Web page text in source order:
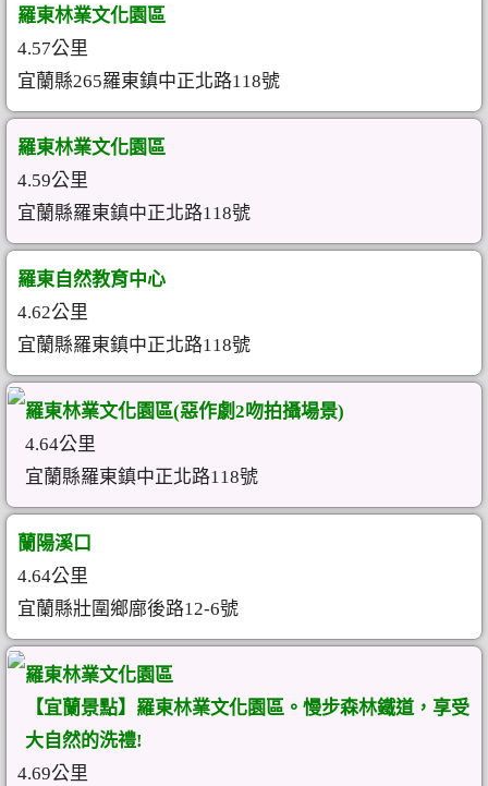
羅東林業文化園區
4.57公里
宜蘭縣265羅東鎮中正北路118號
羅東林業文化園區
4.59公里
宜蘭縣羅東鎮中正北路118號
羅東自然教育中心
4.62公里
宜蘭縣羅東鎮中正北路118號
羅東林業文化園區(惡作劇2吻拍攝場景)
4.64公里
宜蘭縣羅東鎮中正北路118號
蘭陽溪口
4.64公里
宜蘭縣壯圍鄉廍後路12-6號
羅東林業文化園區
【宜蘭景點】羅東林業文化園區。慢步森林鐵道，享受
大自然的洗禮!
4.69公里